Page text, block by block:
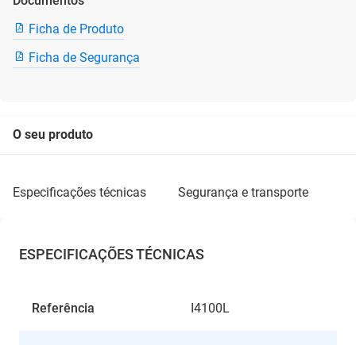
Ficha de Produto
Ficha de Segurança
O seu produto
especificações técnicas segurança e transporte
ESPECIFICAÇÕES TÉCNICAS
Referência I4100L